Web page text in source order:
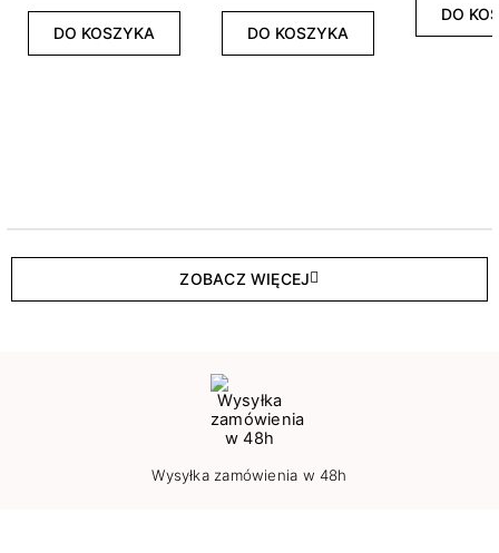
DO KOSZYKA DO KOSZYKA
DO
ZOBACZ WIĘCEJ
Wysyłka zamówienia w 48h